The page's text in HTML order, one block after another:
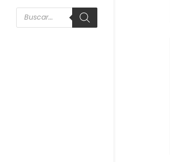
Búsqueda
de
productos